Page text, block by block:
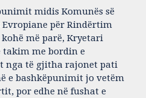
midis Komunës së
Evropiane për Rindërtim
më parë, Kryetari
takim me bordin e
nga të gjitha rajonet pati
e bashkëpunimit jo vetëm
por edhe në fushat e